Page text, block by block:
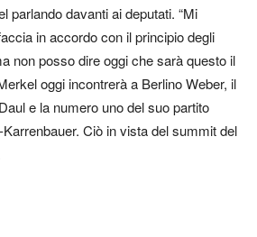
parlando davanti ai deputati. “Mi
in accordo con il principio degli
non posso dire oggi che sarà questo il
oggi incontrerà a Berlino Weber, il
e la numero uno del suo partito
Ciò in vista del summit del